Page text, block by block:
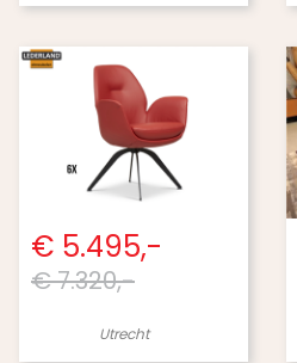
€ 5.495,-
€ 7.320,-
Utrecht